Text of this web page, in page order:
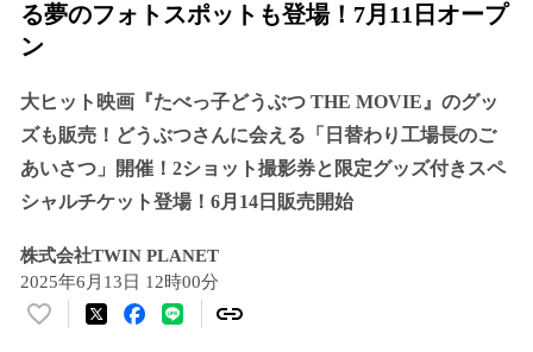
る夢のフォトスポットも登場！7月11日オープ
ン
大ヒット映画『たべっ子どうぶつ THE MOVIE』のグッ
ズも販売！どうぶつさんに会える「日替わり工場長のご
あいさつ」開催！2ショット撮影券と限定グッズ付きスペ
シャルチケット登場！6月14日販売開始
株式会社TWIN PLANET
2025年6月13日 12時00分
い